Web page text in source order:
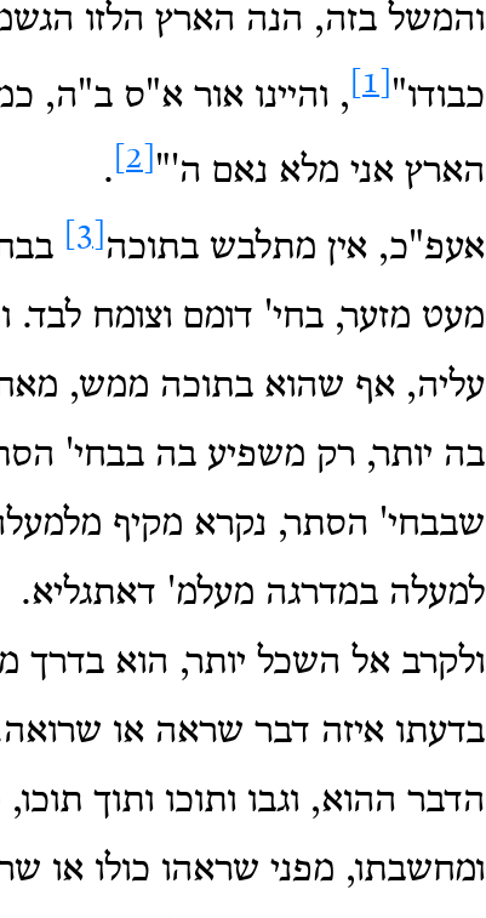
והמשל בזה, הנה הארץ הלזו
כבודו"
, והיינו אור א"ס
הארץ אני מלא נאם ה'"
.
אעפ"כ, אין מתלבש בתוכה
מעט מזער, בחי' דומם וצומח לבד.
עליה, אף שהוא בתוכה ממש,
בה יותר, רק משפיע בה בבחי'
שבבחי' הסתר, נקרא מקיף
למעלה במדרגה מעלמ' דאתגליא.
ולקרב אל השכל יותר, הוא בדרך
בדעתו איזה דבר שראה או
הדבר ההוא, וגבו ותוכו ותוך תוכו,
ומחשבתו, מפני שראהו כולו או